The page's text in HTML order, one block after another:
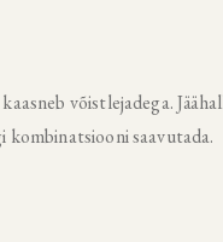
võistlejadega.
kombinatsiooni saavutada.